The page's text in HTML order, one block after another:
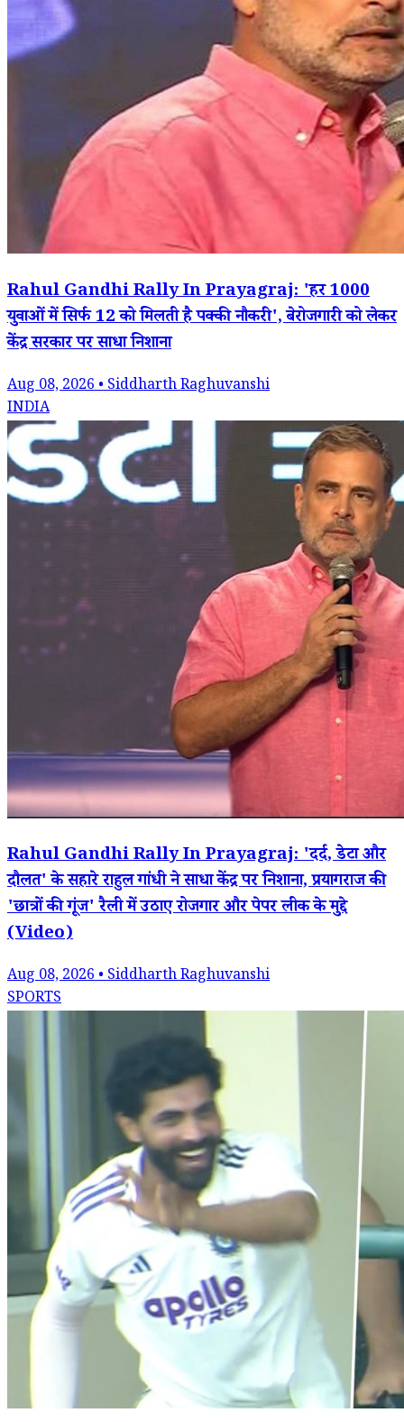
Rahul Gandhi Rally In Prayagraj: 'हर 1000
युवाओं में सिर्फ 12 को मिलती है पक्की नौकरी', बेरोजगारी को लेकर
केंद्र सरकार पर साधा निशाना
Aug 08, 2026 • Siddharth Raghuvanshi
INDIA
Rahul Gandhi Rally In Prayagraj: 'दर्द, डेटा और
दौलत' के सहारे राहुल गांधी ने साधा केंद्र पर निशाना, प्रयागराज की
'छात्रों की गूंज' रैली में उठाए रोजगार और पेपर लीक के मुद्दे
(Video)
Aug 08, 2026 • Siddharth Raghuvanshi
SPORTS